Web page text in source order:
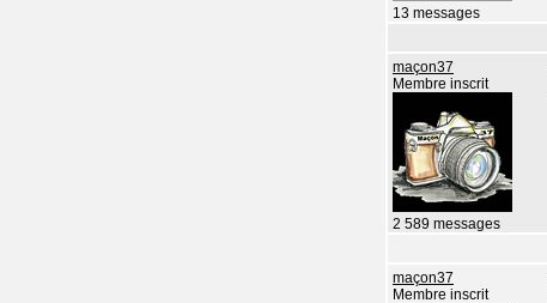
13 messages
maçon37
Membre inscrit
2 589 messages
maçon37
Membre inscrit